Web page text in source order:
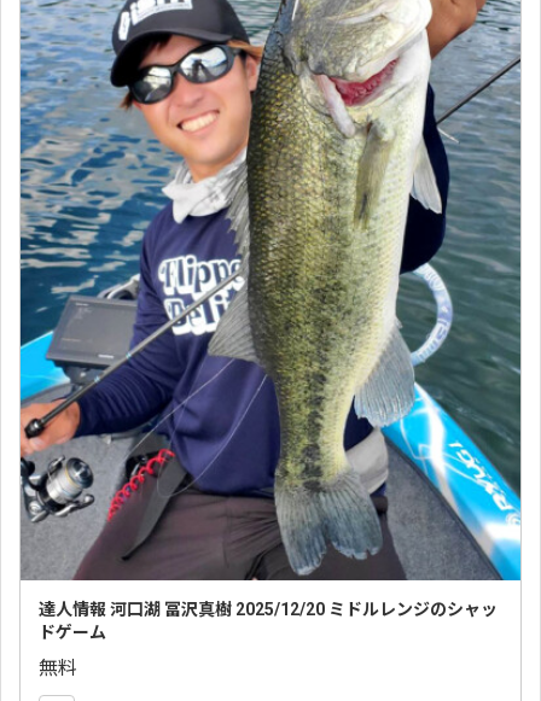
達人情報 河口湖 冨沢真樹 2025/12/20 ミドルレンジのシャッ
ドゲーム
無料